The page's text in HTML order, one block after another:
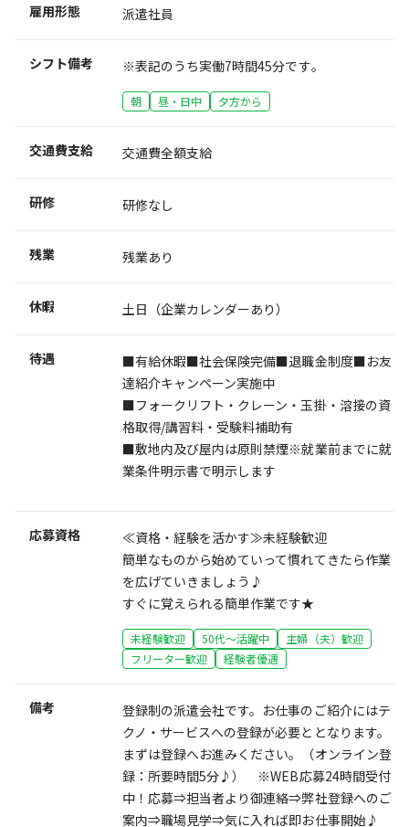
雇用形態 派遣社員
シフト備考 ※表記のうち実働7時間45分です｡
朝 昼・日中 夕方から
交通費支給 交通費全額支給
研修 研修なし
残業 残業あり
休暇 土日（企業カレンダーあり）
待遇
■有給休暇■社会保険完備■退職金制度■お友
達紹介キャンペーン実施中
■フォークリフト・クレーン・玉掛・溶接の資
格取得/講習料・受験料補助有
■敷地内及び屋内は原則禁煙※就業前までに就
業条件明示書で明示します
応募資格
≪資格・経験を活かす≫未経験歓迎
簡単なものから始めていって慣れてきたら作業
を広げていきましょう♪
すぐに覚えられる簡単作業です★
未経験歓迎 50代～活躍中
主婦（夫）歓迎
フリーター歓迎
経験者優遇
備考
登録制の派遣会社です。お仕事のご紹介にはテ
クノ・サービスへの登録が必要ととなります。
まずは登録へお進みください。（オンライン登
録：所要時間5分♪） ※WEB応募24時間受付
中！応募⇒担当者より御連絡⇒弊社登録へのご
案内⇒職場見学⇒気に入れば即お仕事開始♪